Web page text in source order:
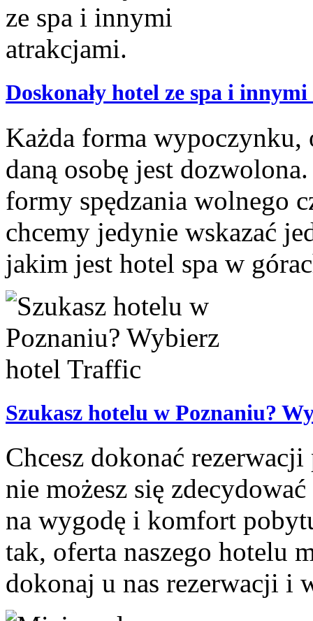
Doskonały hotel ze spa i
Każda forma wypoczynku,
daną osobę jest
formy spędzania wolnego
chcemy jedynie wskazać
jakim jest hotel spa w
Szukasz hotelu w Poznaniu?
Chcesz dokonać
nie możesz się
na wygodę i komfort
tak, oferta naszego hotelu
dokonaj u nas rezerwacji i